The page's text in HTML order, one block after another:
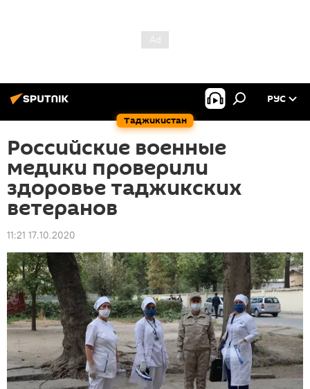
Таджикистан
РУС
Российские военные
медики проверили
здоровье таджикских
ветеранов
11:21 17.10.2020